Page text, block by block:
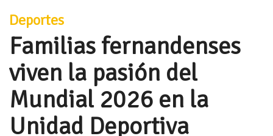
Deportes
Familias fernandenses
viven la pasión del
Mundial 2026 en la
Unidad Deportiva